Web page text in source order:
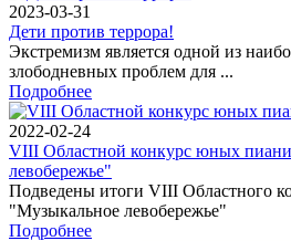
2023-03-31
Дети против террора!
Экстремизм является одной из
злободневных проблем для ...
Подробнее
2022-02-24
VIII Областной конкурс юных
левобережье"
Подведены итоги VIII Областного
"Музыкальное левобережье"
Подробнее